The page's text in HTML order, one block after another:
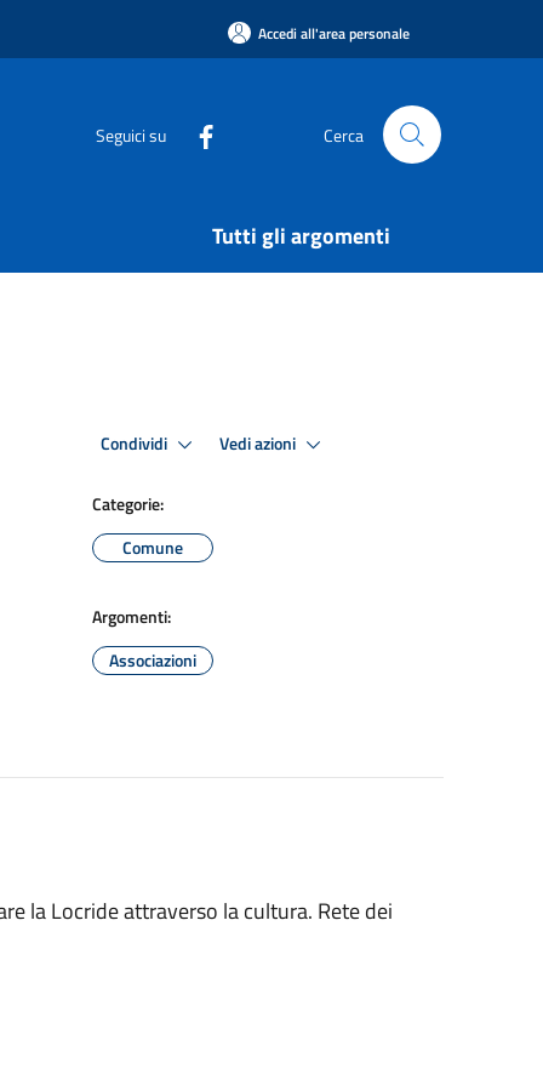
Accedi all'area personale
Seguici su Cerca
Tutti gli argomenti
Condividi Vedi azioni
Categorie:
Comune
Argomenti:
Associazioni
la Locride attraverso la cultura. Rete dei